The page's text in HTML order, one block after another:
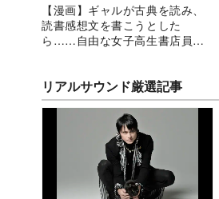
【漫画】ギャルが古典を読み、
読書感想文を書こうとした
ら……自由な女子高生書店員が
リアルサウンド厳選記事